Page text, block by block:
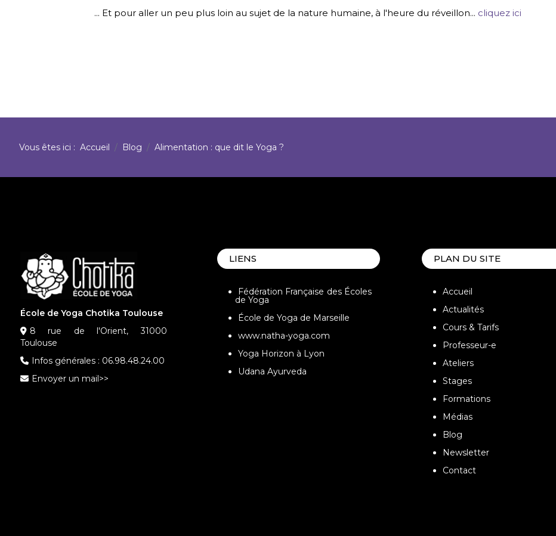
... Et pour aller un peu plus loin au sujet de la nature humaine, à l'heure du réveillon... cliquez ici
Vous êtes ici : Accueil Blog Alimentation : que dit le Yoga ?
École de Yoga Chotika Toulouse
8 rue de l'Orient, 31000
Toulouse
Infos générales : 06.98.48.24.00
Envoyer un mail>>
LIENS
Fédération Française des Écoles
de Yoga
École de Yoga de Marseille
www.natha-yoga.com
Yoga Horizon à Lyon
Udana Ayurveda
PLAN DU SITE
Accueil
Actualités
Cours & Tarifs
Professeur-e
Ateliers
Stages
Formations
Médias
Blog
Newsletter
Contact